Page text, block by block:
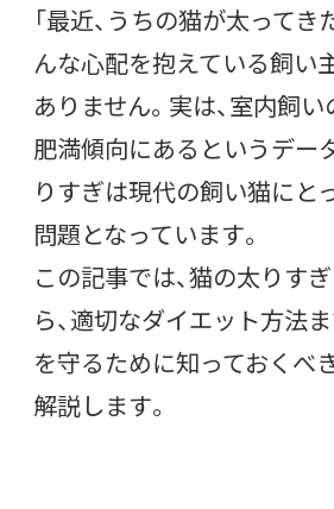
「最近、うちの猫が太って
んな心配を抱えている飼い
ありません。実は、室内飼
肥満傾向にあるというデー
りすぎは現代の飼い猫にと
問題となっています。
この記事では、猫の太りす
ら、適切なダイエット方法
を守るために知っておくべ
解説します。